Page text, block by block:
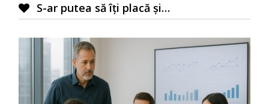
S-ar putea să îți placă și…